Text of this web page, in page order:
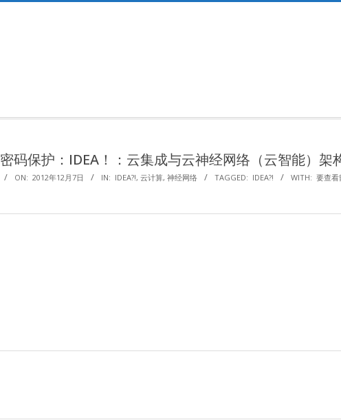
密码保护：IDEA！：云集成与云神经网络（云智能）架
ON: 2012年12月7日 IN: IDEA?!, 云计算, 神经网络 TAGGED: IDEA?! WITH: 要查看